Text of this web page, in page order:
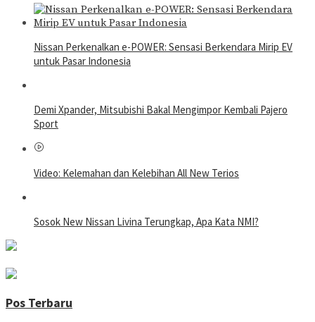
Nissan Perkenalkan e-POWER: Sensasi Berkendara Mirip EV
untuk Pasar Indonesia
Demi Xpander, Mitsubishi Bakal Mengimpor Kembali Pajero
Sport
Video: Kelemahan dan Kelebihan All New Terios
Sosok New Nissan Livina Terungkap, Apa Kata NMI?
Pos Terbaru